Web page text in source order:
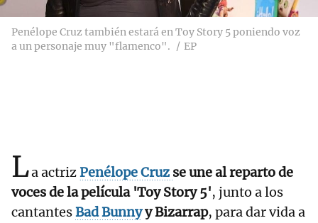
Penélope Cruz también estará en Toy Story 5 poniendo voz
a un personaje muy "flamenco".
EP
La actrizPenélope Cruz se une al reparto de
voces de la película 'Toy Story 5', junto a los
cantantesBad Bunnyy Bizarrap, para dar vida a